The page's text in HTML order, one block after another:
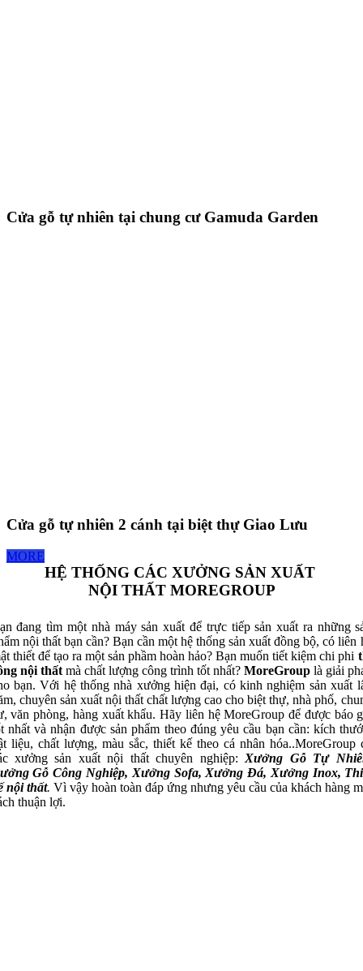
Cửa gỗ tự nhiên tại chung cư Gamuda Garden
Cửa gỗ tự nhiên 2 cánh tại biệt thự Giao Lưu
MORE
HỆ THỐNG CÁC XƯỞNG SẢN XUẤT
NỘI THẤT MOREGROUP
đang tìm một nhà máy sản xuất để trực tiếp sản xuất ra những
nội thất bạn cần? Bạn cần một hệ thống sản xuất đồng bộ, có liên
thiết để tạo ra một sản phầm hoàn hảo? Bạn muốn tiết kiệm chi phi
nội thấtmà chất lượng công trình tốt nhất? MoreGrouplà giải
bạn. Với hệ thống nhà xưởng hiện đại, có kinh nghiệm sản xuất
chuyên sản xuất nội thất chất lượng cao cho biệt thự, nhà phố,
văn phòng, hàng xuất khẩu. Hãy liên hệ MoreGroup để được báo
nhất và nhận được sản phẩm theo đúng yêu cầu bạn cần: kích
liệu, chất lượng, màu sắc, thiết kế theo cá nhân hóa..MoreGroup
xưởng sản xuất nội thất chuyên nghiệp: Xưởng Gỗ Tự
Gỗ Công Nghiệp, Xưởng Sofa, Xưởng Đá, Xưởng Inox,
nội thất. Vì vậy hoàn toàn đáp ứng nhưng yêu cầu của khách hàng
thuận lợi.